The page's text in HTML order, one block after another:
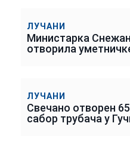
ЛУЧАНИ
Министарка
отворила
ЛУЧАНИ
Свечано отворен
сабор трубача у